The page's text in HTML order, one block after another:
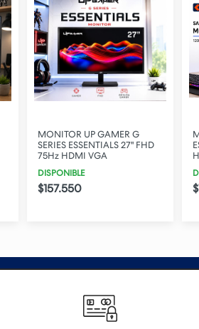
MONITOR UP GAMER G
SERIES ESSENTIALS 27" FHD
75Hz HDMI VGA
DISPONIBLE
$157.550